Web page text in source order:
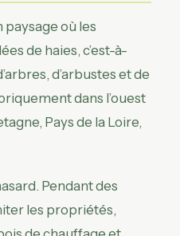
paysage où les
de haies, c’est-à-
d’arbustes et de
dans l’ouest
Pays de la Loire,
Pendant des
les propriétés,